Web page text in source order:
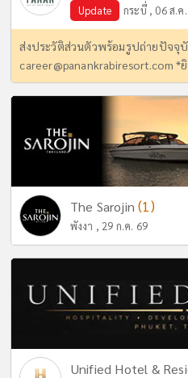
Update กระบี่ , 06 ส.ค
ส่งประวัติส่วนตัวพร้อมรูปถ่ายปัจจุ
career@panankrabiresort.com *
The Sarojin(1)
พังงา , 29 ก.ค. 69
Unified Hotel &